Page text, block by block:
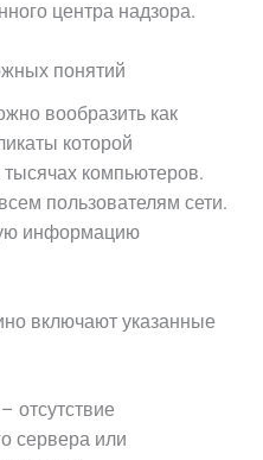
центра надзора.
понятий
вообразить как
которой
компьютеров.
пользователям сети.
информацию
включают указанные
отсутствие
сервера или